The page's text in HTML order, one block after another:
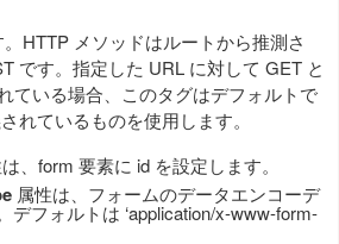
HTTP メソッドはルートから推測さ
です。指定した URL に対して GET と
ている場合、このタグはデフォルトで
れているものを使用します。
、form 要素に id を設定します。
属性は、フォームのデータエンコーデ
デフォルトは ‘application/x-www-form-